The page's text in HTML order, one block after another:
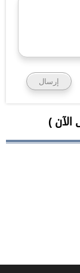
الآن )